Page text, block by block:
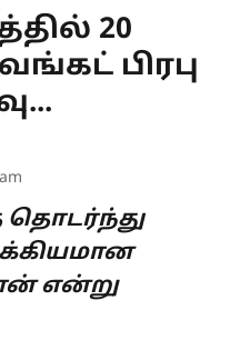
20
பிரபு
தொடர்ந்து
என்று